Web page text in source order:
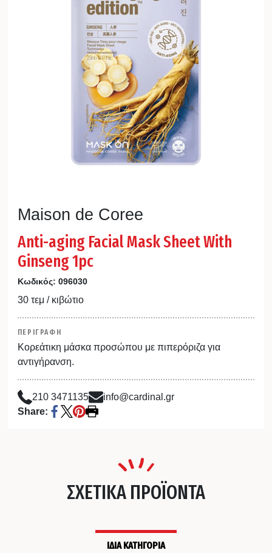
Maison de Coree
Anti-aging Facial Mask Sheet With
Ginseng 1pc
Κωδικός: 096030
30 τεμ / κιβώτιο
ΠΕΡΙΓΡΑΦΗ
Κορεάτικη μάσκα προσώπου με πιπερόριζα για
αντιγήρανση.
210 3471135
info@cardinal.gr
Share:
ΣΧΕΤΙΚΑ ΠΡΟΪΟΝΤΑ
ΙΔΙΑ ΚΑΤΗΓΟΡΙΑ